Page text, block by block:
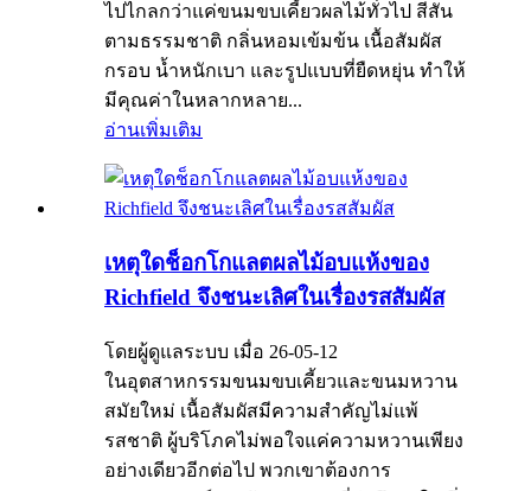
ไปไกลกว่าแค่ขนมขบเคี้ยวผลไม้ทั่วไป สีสัน
ตามธรรมชาติ กลิ่นหอมเข้มข้น เนื้อสัมผัส
กรอบ น้ำหนักเบา และรูปแบบที่ยืดหยุ่น ทำให้
มีคุณค่าในหลากหลาย...
อ่านเพิ่มเติม
เหตุใดช็อกโกแลตผลไม้อบแห้งของ
Richfield จึงชนะเลิศในเรื่องรสสัมผัส
โดยผู้ดูแลระบบ เมื่อ 26-05-12
ในอุตสาหกรรมขนมขบเคี้ยวและขนมหวาน
สมัยใหม่ เนื้อสัมผัสมีความสำคัญไม่แพ้
รสชาติ ผู้บริโภคไม่พอใจแค่ความหวานเพียง
อย่างเดียวอีกต่อไป พวกเขาต้องการ